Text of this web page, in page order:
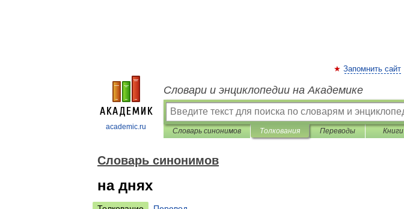
academic.ru
Запомнить сайт
Словари и энциклопедии на Академике
Словарь синонимов Толкования Переводы Книги
Словарь синонимов
на днях